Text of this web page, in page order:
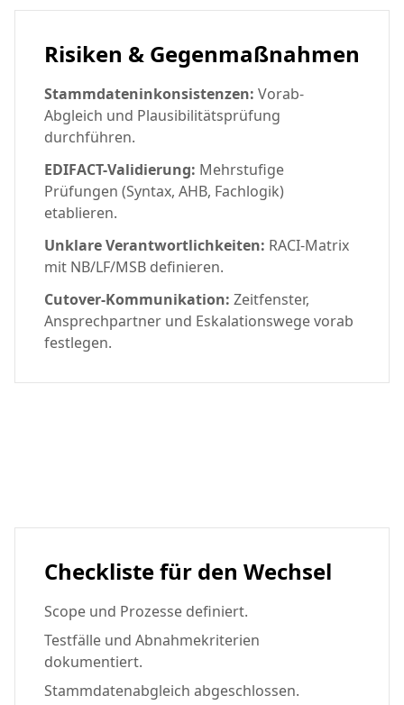
Risiken & Gegenmaßnahmen
Stammdateninkonsistenzen: Vorab-
Abgleich und Plausibilitätsprüfung
durchführen.
EDIFACT-Validierung: Mehrstufige
Prüfungen (Syntax, AHB, Fachlogik)
etablieren.
Unklare Verantwortlichkeiten: RACI-Matrix
mit NB/LF/MSB definieren.
Cutover-Kommunikation: Zeitfenster,
Ansprechpartner und Eskalationswege vorab
festlegen.
Checkliste für den Wechsel
Scope und Prozesse definiert.
Testfälle und Abnahmekriterien
dokumentiert.
Stammdatenabgleich abgeschlossen.